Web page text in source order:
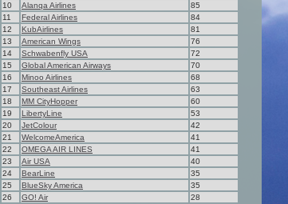
10
Alanqa Airlines
85
11
Federal Airlines
84
12
KubAirlines
81
13
American Wings
76
14
Schwabenfly USA
72
15
Global American Airways
70
16
Minoo Airlines
68
17
Southeast Airlines
63
18
MM CityHopper
60
19
LibertyLine
53
20
JetColour
42
21
WelcomeAmerica
41
22
OMEGA AIR LINES
41
23
Air USA
40
24
BearLine
35
25
BlueSky America
35
26
GO! Air
28